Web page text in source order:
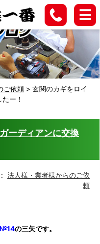
ご依頼 > 玄関のカギをロイ
ー！
ーディアンに交換
法人様・業者様からのご依
頼
№14の三矢です。